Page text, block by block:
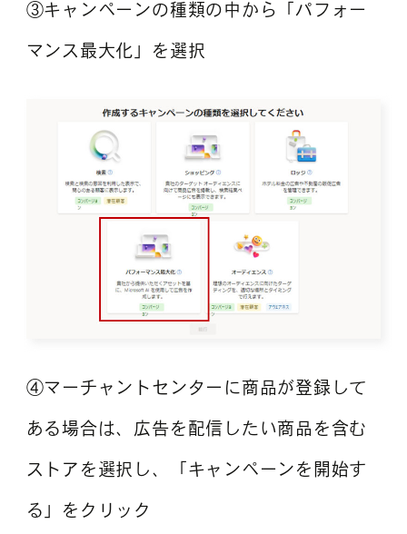
③キャンペーンの種類の中から「パフォー
マンス最大化」を選択
④マーチャントセンターに商品が登録して
ある場合は、広告を配信したい商品を含む
ストアを選択し、「キャンペーンを開始す
る」をクリック